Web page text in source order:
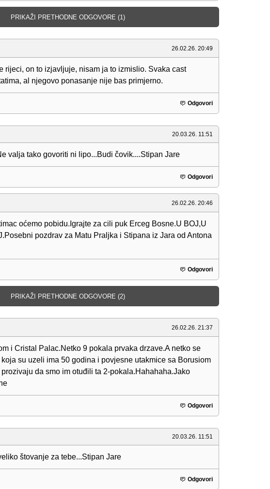
PRIKAŽI PRETHODNE ODGOVORE (1)
26.02.26. 20:49
rijeci, on to izjavljuje, nisam ja to izmislio. Svaka cast
al njegovo ponasanje nije bas primjerno.
Odgovori
20.03.26. 11:51
valja tako govoriti ni lipo...Budi čovik....Stipan Jare
Odgovori
26.02.26. 20:46
oćemo pobidu.Igrajte za cili puk Erceg Bosne.U BOJ,U
pozdrav za Matu Praljka i Stipana iz Jara od Antona
Odgovori
PRIKAŽI PRETHODNE ODGOVORE (2)
26.02.26. 21:37
i Cristal Palac.Netko 9 pokala prvaka drzave.A netko se
su uzeli ima 50 godina i povjesne utakmice sa Borusiom
da smo im otuđili ta 2-pokala.Hahahaha.Jako
Odgovori
20.03.26. 11:51
štovanje za tebe...Stipan Jare
Odgovori